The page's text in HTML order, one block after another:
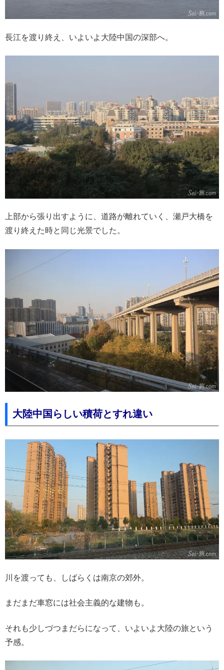
長江を渡り終え、いよいよ大陸中国の深部へ。
上部から張り出すように、道路が離れていく、瀬戸大橋を
渡り終えた時と同じ光景でした。
大陸中国らしい積荷とすれ違い
川を渡っても、しばらくは南京の郊外。
まだまだ車窓には社会主義的な建物も。
それも少しづつまだらになって、いよいよ大陸の旅という
予感。